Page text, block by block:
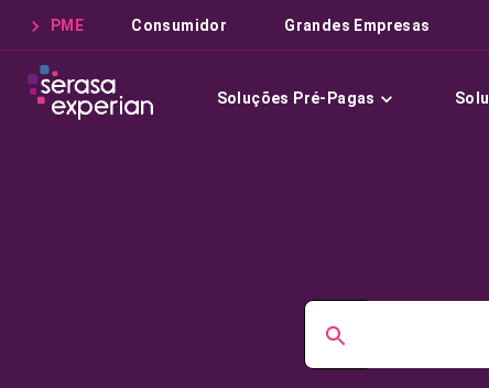
PME Consumidor Grandes Empresas
Soluções Pré-Pagas